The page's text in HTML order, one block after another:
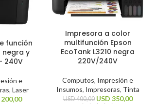
función
negra y
240V
e
, Laser
200,00
Impresora a color
multifunción Epson
EcoTank L3210 negra
220V/240V
Computos, Impresión e
Insumos, Impresoras, Tinta
USD400,00 USD 350,00